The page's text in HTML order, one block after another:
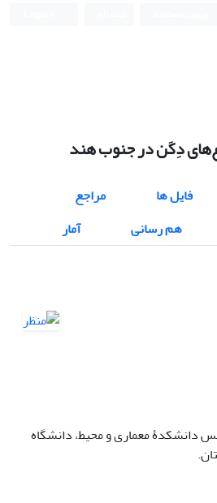
دِکَن در جنوب هند
فایل ها
مراجع
هم رسانی
آمار
دانشکدۀ معماری و محیط، دانشگاه